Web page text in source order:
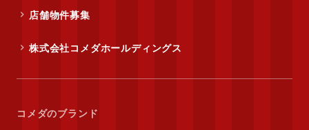
店舗物件募集
株式会社コメダホールディングス
コメダのブランド